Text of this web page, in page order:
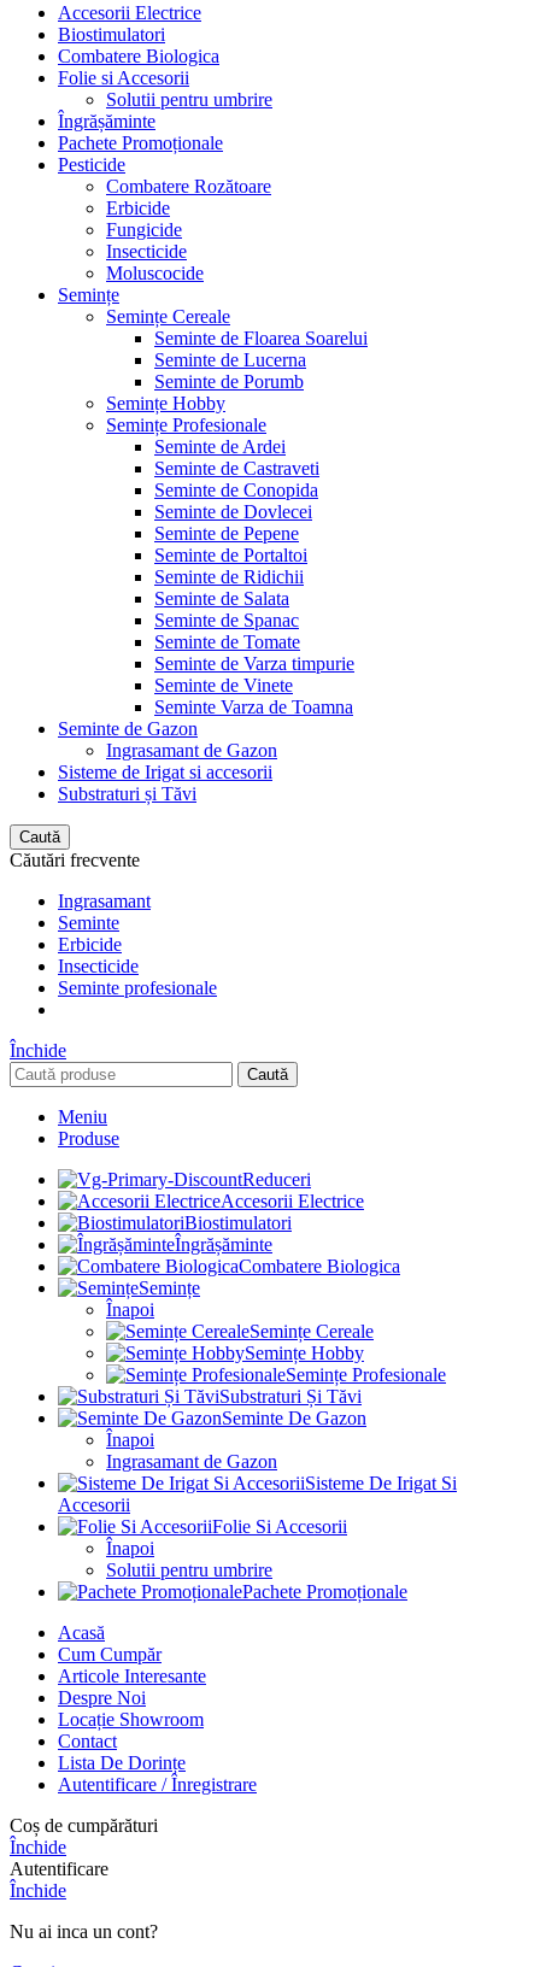
Accesorii Electrice
Biostimulatori
Combatere Biologica
Folie si Accesorii
Solutii pentru umbrire
Îngrășăminte
Pachete Promoționale
Pesticide
Combatere Rozătoare
Erbicide
Fungicide
Insecticide
Moluscocide
Semințe
Semințe Cereale
Seminte de Floarea Soarelui
Seminte de Lucerna
Seminte de Porumb
Semințe Hobby
Semințe Profesionale
Seminte de Ardei
Seminte de Castraveti
Seminte de Conopida
Seminte de Dovlecei
Seminte de Pepene
Seminte de Portaltoi
Seminte de Ridichii
Seminte de Salata
Seminte de Spanac
Seminte de Tomate
Seminte de Varza timpurie
Seminte de Vinete
Seminte Varza de Toamna
Seminte de Gazon
Ingrasamant de Gazon
Sisteme de Irigat si accesorii
Substraturi și Tăvi
Caută
Căutări frecvente
Ingrasamant
Seminte
Erbicide
Insecticide
Seminte profesionale
Închide
Caută
Meniu
Produse
Reduceri
Accesorii Electrice
Biostimulatori
Îngrășăminte
Combatere Biologica
Semințe
Înapoi
Semințe Cereale
Semințe Hobby
Semințe Profesionale
Substraturi Și Tăvi
Seminte De Gazon
Înapoi
Ingrasamant de Gazon
Sisteme De Irigat Si
Accesorii
Folie Si Accesorii
Înapoi
Solutii pentru umbrire
Pachete Promoționale
Acasă
Cum Cumpăr
Articole Interesante
Despre Noi
Locație Showroom
Contact
Lista De Dorințe
Autentificare / Înregistrare
Coș de cumpărături
Închide
Autentificare
Închide
Nu ai inca un cont?